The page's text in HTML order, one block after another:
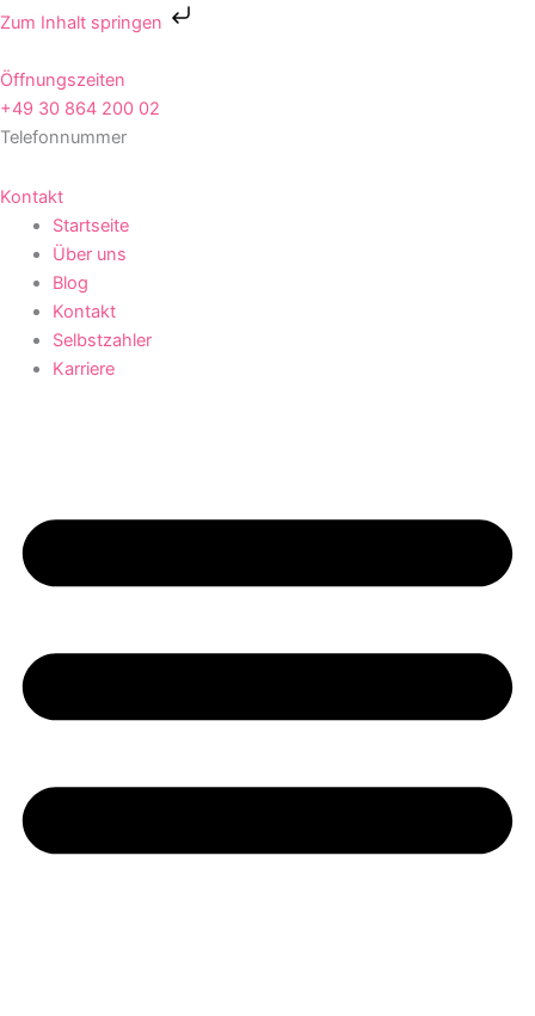
Zum Inhalt springen
Zum
springen
Öffnungszeiten
+49 30 864 200 02
Telefonnummer
Kontakt
Startseite
Über uns
Blog
Kontakt
Selbstzahler
Karriere